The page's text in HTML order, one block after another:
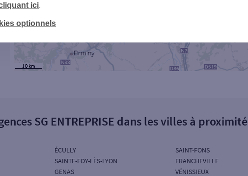
SG ENTREPRISE dans les villes à proximité
ÉCULLY
SAINTE-FOY-LÈS-LYON
GENAS
SAINT-FONS
FRANCHEVILLE
VÉNISSIEUX
ici
optionnels